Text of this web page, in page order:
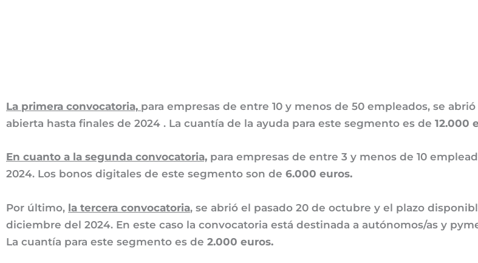
La primera convocatoria, para empresas de entre 10 y menos de 50 empleados, se
abierta hasta finales de 2024 . La cuantía de la ayuda para este segmento es de 12.000
En cuanto a la segunda convocatoria, para empresas de entre 3 y menos de 10
2024. Los bonos digitales de este segmento son de 6.000 euros.
Por último, la tercera convocatoria, se abrió el pasado 20 de octubre y el plazo
diciembre del 2024. En este caso la convocatoria está destinada a autónomos/as y
La cuantía para este segmento es de 2.000 euros.